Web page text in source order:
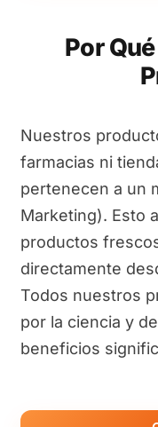
Por
Nuestros
farmacias ni
pertenecen a un
Marketing). Esto
productos
directamente
Todos nuestros
por la ciencia y
beneficios